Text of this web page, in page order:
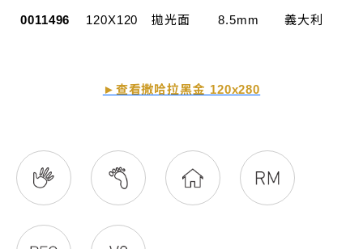
0011496 120X120 拋光面 8.5mm 義大利
►查看撒哈拉黑金 120x280